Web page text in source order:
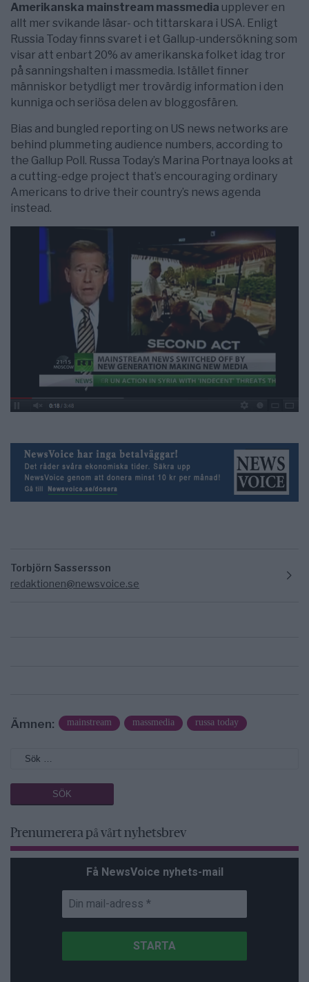
Amerikanska mainstream massmedia upplever en
allt mer svikande läsar- och tittarskara i USA. Enligt
Russia Today finns svaret i et Gallup-undersökning som
visar att enbart 20% av amerikanska folket idag tror
på sanningshalten i massmedia. Istället finner
människor betydligt mer trovärdig information i den
kunniga och seriösa delen av bloggosfären.
Bias and bungled reporting on US news networks are
behind plummeting audience numbers, according to
the Gallup Poll. Russa Today’s Marina Portnaya looks at
a cutting-edge project that’s encouraging ordinary
Americans to drive their country’s news agenda
instead.
Torbjörn Sassersson
redaktionen@newsvoice.se
Ämnen: mainstream massmedia russa today
Prenumerera på vårt nyhetsbrev
Få NewsVoice nyhets-mail